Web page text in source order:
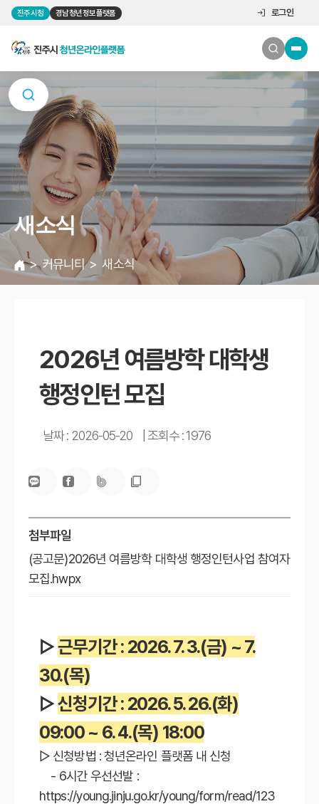
진주시청 경남청년정보플랫폼 로그인
새소식
커뮤니티 새소식
2026년 여름방학 대학생
행정인턴 모집
날짜 : 2026-05-20 조회수 : 1976
첨부파일
(공고문)2026년 여름방학 대학생 행정인턴사업 참여자
모집.hwpx
▷근무기간 : 2026. 7. 3.(금) ~ 7.
30.(목)
▷신청기간 : 2026. 5. 26.(화)
09:00 ~ 6. 4.(목) 18:00
▷ 신청방법 : 청년온라인 플랫폼 내 신청
- 6시간 우선선발 :
https://young.jinju.go.kr/young/form/read/123